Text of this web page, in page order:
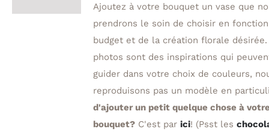
Ajoutez à votre bouquet un vase que
prendrons le soin de choisir en
budget et de la création florale désirée.
photos sont des inspirations qui
guider dans votre choix de couleurs,
reproduisons pas un modèle en
d'ajouter un petit quelque chose à
bouquet? C'est par ici! (Psst les